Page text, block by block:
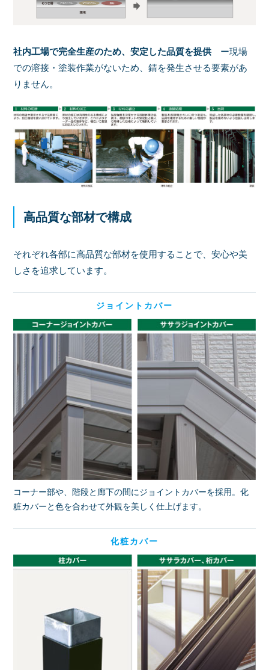
社内工場で完全生産のため、安定した品質を提供ー現場
での溶接・塗装作業がないため、錆を発生させる要素があ
りません。
高品質な部材で構成
それぞれ各部に高品質な部材を使用することで、安心や美
しさを追求しています。
ジョイントカバー
コーナー部や、階段と廊下の間にジョイントカバーを採用。化
粧カバーと色を合わせて外観を美しく仕上げます。
化粧カバー